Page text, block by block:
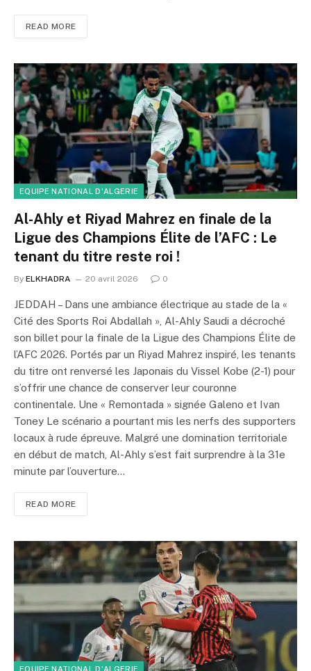
READ MORE
EQUIPE NATIONAL D'ALGERIE
Al-Ahly et Riyad Mahrez en finale de la
Ligue des Champions Élite de l’AFC : Le
tenant du titre reste roi !
By ELKHADRA 20 avril 2026 0
JEDDAH – Dans une ambiance électrique au stade de la «
Cité des Sports Roi Abdallah », Al-Ahly Saudi a décroché
son billet pour la finale de la Ligue des Champions Élite de
l’AFC 2026. Portés par un Riyad Mahrez inspiré, les tenants
du titre ont renversé les Japonais du Vissel Kobe (2-1) pour
s’offrir une chance de conserver leur couronne
continentale. Une « Remontada » signée Galeno et Ivan
Toney Le scénario a pourtant mis les nerfs des supporters
locaux à rude épreuve. Malgré une domination territoriale
en début de match, Al-Ahly s’est fait surprendre à la 31e
minute par l’ouverture…
READ MORE
EQUIPE NATIONAL D'ALGERIE